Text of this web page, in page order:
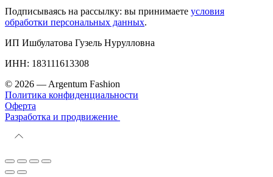
Подписываясь на рассылку: вы принимаете условия
обработки персональных данных.
ИП Ишбулатова Гузель Нурулловна
ИНН: 183111613308
© 2026 — Argentum Fashion
Политика конфиденциальности
Оферта
Разработка и продвижение